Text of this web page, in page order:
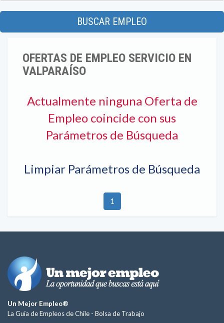
BUSCAR EMPLEO
OFERTAS DE EMPLEO SERVICIO EN
VALPARAÍSO
Actualmente ninguna Oferta de
Empleo coincide con sus
Parámetros de Búsqueda
Limpiar Parámetros de Búsqueda
1
Un Mejor Empleo®
La Guía de Empleos de Chile - Bolsa de Trabajo